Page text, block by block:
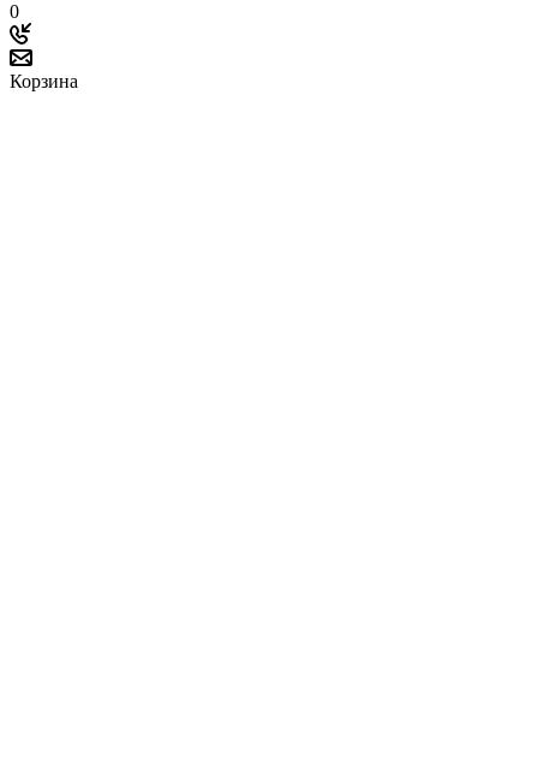
0
Корзина